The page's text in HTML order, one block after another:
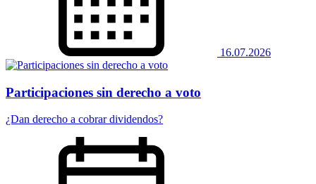
16.07.2026
Participaciones sin derecho a voto
¿Dan derecho a cobrar dividendos?